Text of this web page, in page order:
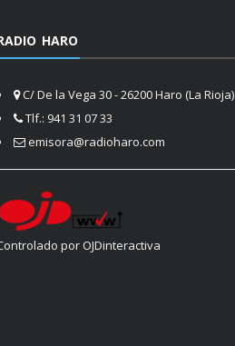
HARO
C/ De la Vega 30 - 26200 Haro (La Rioja)
Tlf.: 941 31 07 33
emisora@radioharo.com
por OJDinteractiva